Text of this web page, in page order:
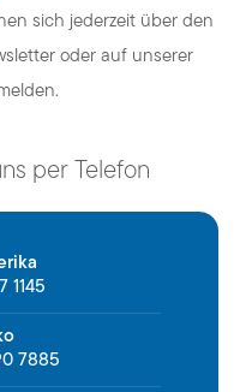
sich jederzeit über den
oder auf unserer
per Telefon
1145
7885